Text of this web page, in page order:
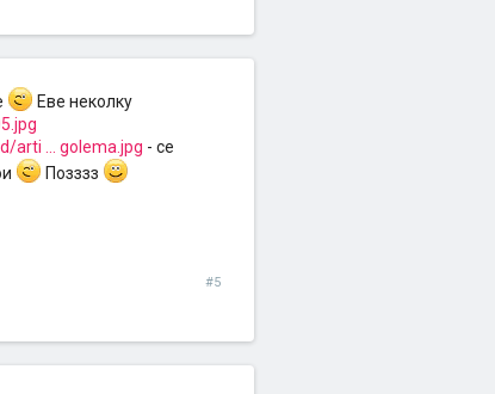
Еве неколку
arti ... golema.jpg - се
Позззз
#5